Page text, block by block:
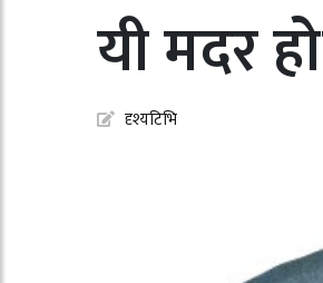
यी मदर
दृश्यटिभि